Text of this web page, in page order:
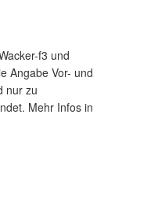
f3 und
Angabe Vor- und
nur zu
Mehr Infos in